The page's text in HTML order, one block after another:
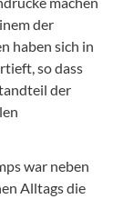
der
haben sich in
so dass
der
war neben
Alltags die